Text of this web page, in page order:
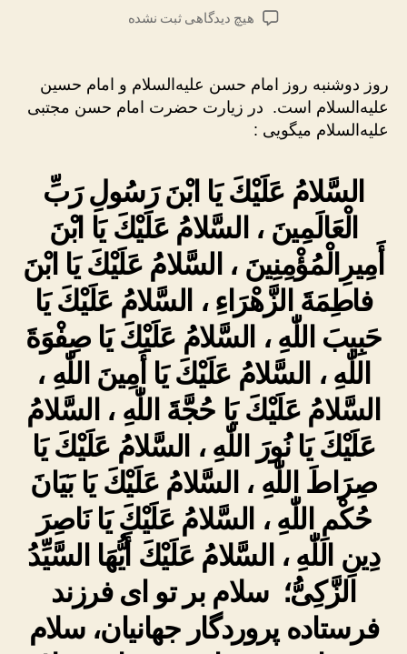
نوشته
نوشته
هیچ دیدگاهیبرای
دوشنبه
ثبت نشده
روز دوشنبه روز امام حسن علیه‌السلام و امام حسین
علیه‌السلام است. در زیارت حضرت امام حسن مجتبی
علیه‌السلام میگویی :
السَّلامُ عَلَيْكَ يَا ابْنَ رَسُولِ رَبِّ
الْعَالَمِينَ ، السَّلامُ عَلَيْكَ يَا ابْنَ
أَمِيرِالْمُؤْمِنِينَ ، السَّلامُ عَلَيْكَ يَا ابْنَ
فاطِمَةَ الزَّهْرَاءِ ، السَّلامُ عَلَيْكَ يَا
حَبِيبَ اللّٰهِ ، السَّلامُ عَلَيْكَ يَا صِفْوَةَ
اللّٰهِ ، السَّلامُ عَلَيْكَ يَا أَمِينَ اللّٰهِ ،
السَّلامُ عَلَيْكَ يَا حُجَّةَ اللّٰهِ ، السَّلامُ
عَلَيْكَ يَا نُورَ اللّٰهِ ، السَّلامُ عَلَيْكَ يَا
صِرَاطَ اللّٰهِ ، السَّلامُ عَلَيْكَ يَا بَيَانَ
حُكْمِ اللّٰهِ ، السَّلامُ عَلَيْكَ يَا نَاصِرَ
دِينِ اللّٰهِ ، السَّلامُ عَلَيْكَ أَيُّهَا السَّيِّدُ
الزَّكِىُّ؛ سلام بر تو ای فرزند
فرستاده پروردگار جهانیان، سلام